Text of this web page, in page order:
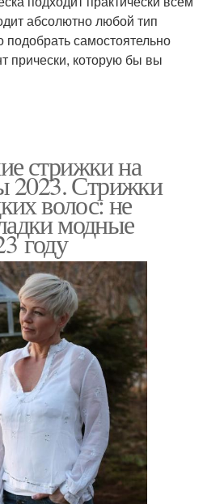
абсолютно любой тип
самостоятельно
прически, которую бы вы
стрижки на
2023. Стрижки
волос: не
модные
году